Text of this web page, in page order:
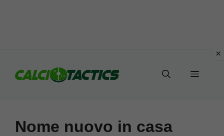
Menu
Nome nuovo in casa